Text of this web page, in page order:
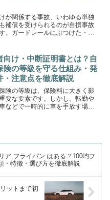
が関係する事故、いわゆる単独
補償を受けられるのが自損事故
。ガードレールにぶつけた・縁
ありません。この記事では、自
険の仕組み・補償...
向け・中断証明書とは？自
険の等級を守る仕組み・発
・注意点を徹底解説
険の等級は、保険料に大きく影
要な要素です。しかし、転勤や
などで一時的に車を手放す場
ア フライパン はある？100均フ
・特徴・選び方を徹底解説
ットまで初